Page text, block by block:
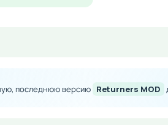
последнюю версию Returners MOD